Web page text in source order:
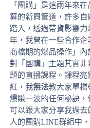
「團購」是這兩年來
算的新興管道，許多
踏入，透過帶貨影響
年，我曾在一些合作
商檔期的爆品操作」
對「團購」主題其實
題的直播課程。課程
紅，我無法教大家單檔
爆賺一波的任何秘訣
可以跟大家分享我過
人的團購LINE群組中